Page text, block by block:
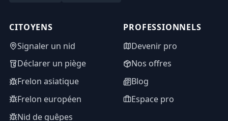
CITOYENS
Signaler un nid
Déclarer un piège
Frelon asiatique
Frelon européen
Nid de guêpes
PROFESSIONNELS
Devenir pro
Nos offres
Blog
Espace pro